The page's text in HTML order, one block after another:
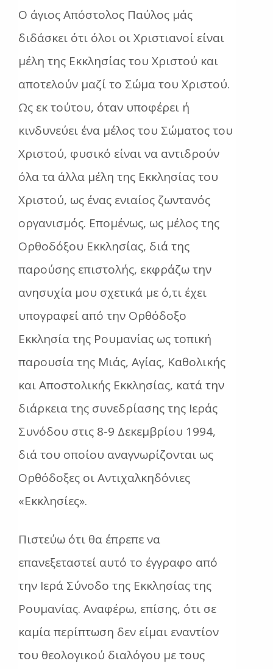
O άγιος Απόστολος Παύλος μάς
διδάσκει ότι όλοι οι Χριστιανοί είναι
μέλη της Εκκλησίας του Χριστού και
αποτελούν μαζί το Σώμα του Χριστού.
Ως εκ τούτου, όταν υποφέρει ή
κινδυνεύει ένα μέλος του Σώματος του
Χριστού, φυσικό είναι να αντιδρούν
όλα τα άλλα μέλη της Εκκλησίας του
Χριστού, ως ένας ενιαίος ζωντανός
οργανισμός. Επομένως, ως μέλος της
Ορθοδόξου Εκκλησίας, διά της
παρούσης επιστολής, εκφράζω την
ανησυχία μου σχετικά με ό,τι έχει
υπογραφεί από την Ορθόδοξο
Εκκλησία της Ρουμανίας ως τοπική
παρουσία της Μιάς, Αγίας, Καθολικής
και Αποστολικής Εκκλησίας, κατά την
διάρκεια της συνεδρίασης της Ιεράς
Συνόδου στις 8-9 Δεκεμβρίου 1994,
διά του οποίου αναγνωρίζονται ως
Ορθόδοξες οι Αντιχαλκηδόνιες
«Εκκλησίες».
Πιστεύω ότι θα έπρεπε να
επανεξεταστεί αυτό το έγγραφο από
την Ιερά Σύνοδο της Εκκλησίας της
Ρουμανίας. Αναφέρω, επίσης, ότι σε
καμία περίπτωση δεν είμαι εναντίον
του θεολογικού διαλόγου με τους